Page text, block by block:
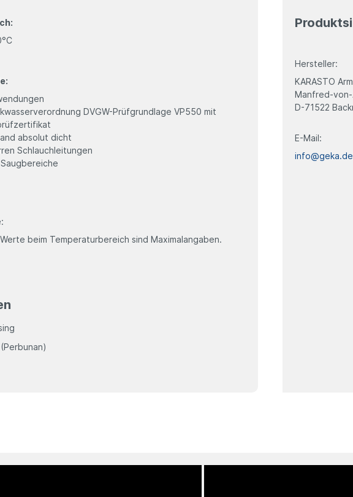
DVGW-Prüfgrundlage VP550 mit
absolut dicht
Schlauchleitungen
beim Temperaturbereich sind Maximalangaben.
Hersteller:
KARASTO
Manfred-
D-71522
E-Mail:
info@geka.de